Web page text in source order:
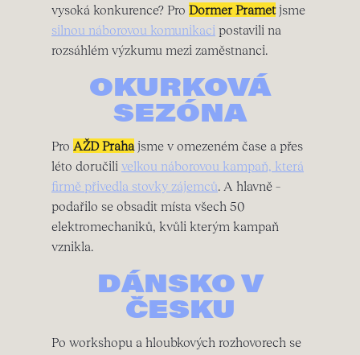
vysoká konkurence? Pro Dormer Prametjsme
silnou náborovou komunikaci postavili na
rozsáhlém výzkumu mezi zaměstnanci.
OKURKOVÁ
SEZÓNA
Pro AŽD Praha jsme v omezeném čase a přes
léto doručili velkou náborovou kampaň, která
firmě přivedla stovky zájemců. A hlavně –
podařilo se obsadit místa všech 50
elektromechaniků, kvůli kterým kampaň
vznikla.
DÁNSKO V
ČESKU
Po workshopu a hloubkových rozhovorech se